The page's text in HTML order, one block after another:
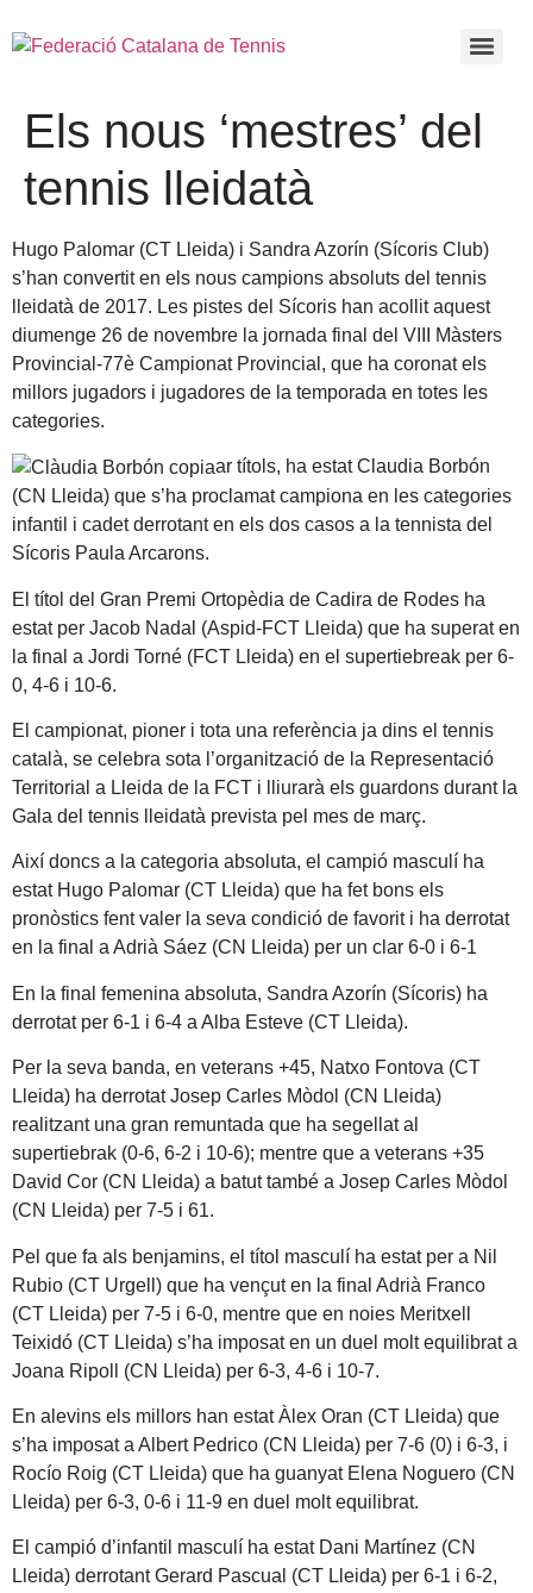
Els nous ‘mestres’ del
tennis lleidatà
Hugo Palomar (CT Lleida) i Sandra Azorín (Sícoris Club)
s’han convertit en els nous campions absoluts del tennis
lleidatà de 2017. Les pistes del Sícoris han acollit aquest
diumenge 26 de novembre la jornada final del VIII Màsters
Provincial-77è Campionat Provincial, que ha coronat els
millors jugadors i jugadores de la temporada en totes les
categories.
ar títols, ha estat Claudia Borbón
(CN Lleida) que s’ha proclamat campiona en les categories
infantil i cadet derrotant en els dos casos a la tennista del
Sícoris Paula Arcarons.
El títol del Gran Premi Ortopèdia de Cadira de Rodes ha
estat per Jacob Nadal (Aspid-FCT Lleida) que ha superat en
la final a Jordi Torné (FCT Lleida) en el supertiebreak per 6-
0, 4-6 i 10-6.
El campionat, pioner i tota una referència ja dins el tennis
català, se celebra sota l’organització de la Representació
Territorial a Lleida de la FCT i lliurarà els guardons durant la
Gala del tennis lleidatà prevista pel mes de març.
Així doncs a la categoria absoluta, el campió masculí ha
estat Hugo Palomar (CT Lleida) que ha fet bons els
pronòstics fent valer la seva condició de favorit i ha derrotat
en la final a Adrià Sáez (CN Lleida) per un clar 6-0 i 6-1
En la final femenina absoluta, Sandra Azorín (Sícoris) ha
derrotat per 6-1 i 6-4 a Alba Esteve (CT Lleida).
Per la seva banda, en veterans +45, Natxo Fontova (CT
Lleida) ha derrotat Josep Carles Mòdol (CN Lleida)
realitzant una gran remuntada que ha segellat al
supertiebrak (0-6, 6-2 i 10-6); mentre que a veterans +35
David Cor (CN Lleida) a batut també a Josep Carles Mòdol
(CN Lleida) per 7-5 i 61.
Pel que fa als benjamins, el títol masculí ha estat per a Nil
Rubio (CT Urgell) que ha vençut en la final Adrià Franco
(CT Lleida) per 7-5 i 6-0, mentre que en noies Meritxell
Teixidó (CT Lleida) s’ha imposat en un duel molt equilibrat a
Joana Ripoll (CN Lleida) per 6-3, 4-6 i 10-7.
En alevins els millors han estat Àlex Oran (CT Lleida) que
s’ha imposat a Albert Pedrico (CN Lleida) per 7-6 (0) i 6-3, i
Rocío Roig (CT Lleida) que ha guanyat Elena Noguero (CN
Lleida) per 6-3, 0-6 i 11-9 en duel molt equilibrat.
El campió d’infantil masculí ha estat Dani Martínez (CN
Lleida) derrotant Gerard Pascual (CT Lleida) per 6-1 i 6-2,